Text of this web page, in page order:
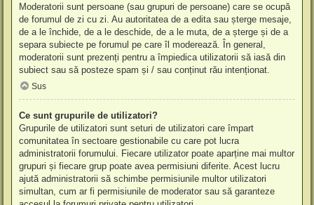
Moderatorii sunt persoane (sau grupuri de persoane) care se ocupă
de forumul de zi cu zi. Au autoritatea de a edita sau șterge mesaje,
de a le închide, de a le deschide, de a le muta, de a șterge și de a
separa subiecte pe forumul pe care îl moderează. În general,
moderatorii sunt prezenți pentru a împiedica utilizatorii să iasă din
subiect sau să posteze spam și / sau conținut rău intenționat.
Sus
Ce sunt grupurile de utilizatori?
Grupurile de utilizatori sunt seturi de utilizatori care împart
comunitatea în sectoare gestionabile cu care pot lucra
administratorii forumului. Fiecare utilizator poate aparține mai multor
grupuri și fiecare grup poate avea permisiuni diferite. Acest lucru
ajută administratorii să schimbe permisiunile multor utilizatori
simultan, cum ar fi permisiunile de moderator sau să garanteze